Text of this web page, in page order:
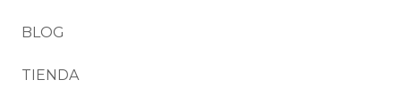
BLOG
TIENDA